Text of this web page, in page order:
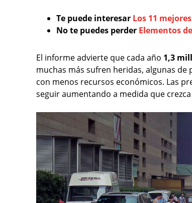
Te puede interesar Los 11
No te puedes perder Elementos
El informe advierte que cada año 1,3
muchas más sufren heridas, algunas de
con menos recursos económicos. Las
seguir aumentando a medida que